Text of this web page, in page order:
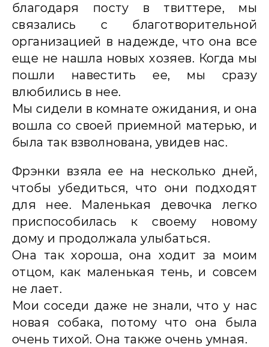
благодаря посту в твиттере, мы
связались с благотворительной
организацией в надежде, что она все
еще не нашла новых хозяев. Когда мы
пошли навестить ее, мы сразу
влюбились в нее.
Мы сидели в комнате ожидания, и она
вошла со своей приемной матерью, и
была так взволнована, увидев нас.
Фрэнки взяла ее на несколько дней,
чтобы убедиться, что они подходят
для нее. Маленькая девочка легко
приспособилась к своему новому
дому и продолжала улыбаться.
Она так хороша, она ходит за моим
отцом, как маленькая тень, и совсем
не лает.
Мои соседи даже не знали, что у нас
новая собака, потому что она была
очень тихой. Она также очень умная.